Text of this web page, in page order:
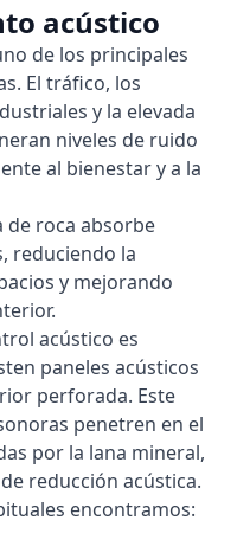
acústico
de los principales
El tráfico, los
y la elevada
niveles de ruido
al bienestar y a la
de roca absorbe
reduciendo la
y mejorando
acústico es
paneles acústicos
perforada. Este
penetren en el
por la lana mineral,
reducción acústica.
encontramos: